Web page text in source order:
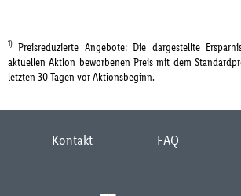
1) Preisreduzierte Angebote: Die dargestellte
aktuellen Aktion beworbenen Preis mit dem
letzten 30 Tagen vor Aktionsbeginn.
Kontakt FAQ